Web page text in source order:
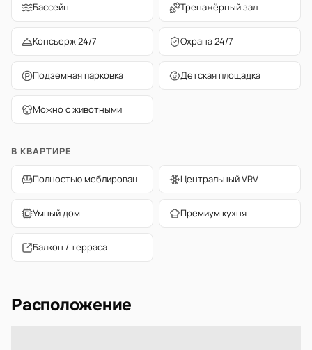
Бассейн Тренажёрный зал
Консьерж 24/7 Охрана 24/7
Подземная парковка Детская площадка
Можно с животными
В КВАРТИРЕ
Полностью меблирован Центральный VRV
Умный дом Премиум кухня
Балкон / терраса
Расположение